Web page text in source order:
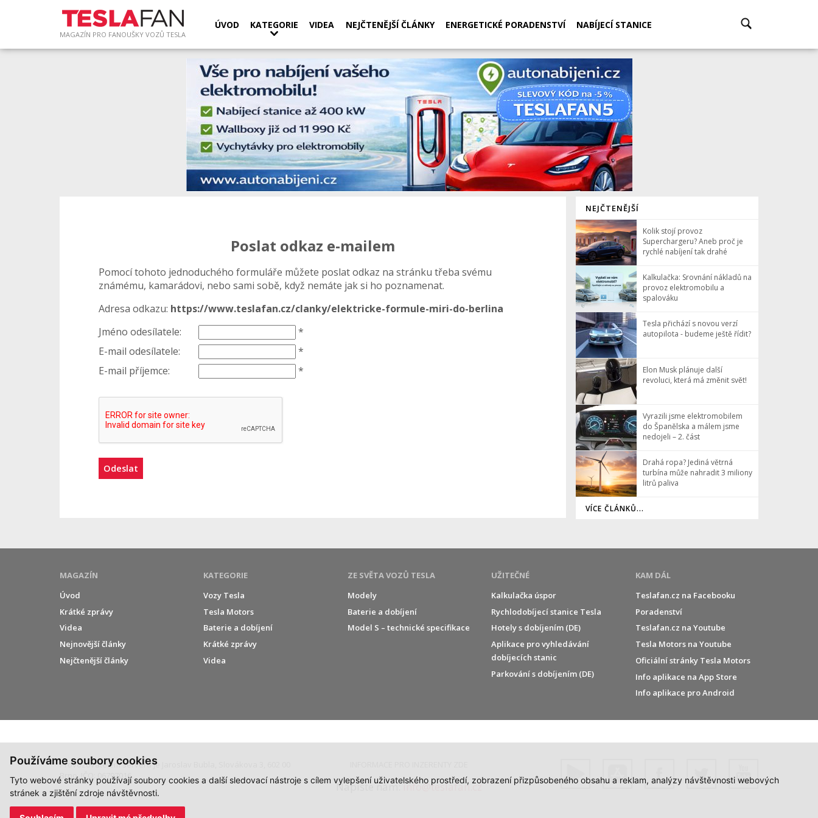
Používáme soubory cookies
Tyto webové stránky používají soubory cookies a další sledovací nástroje s cílem vylepšení uživatelského prostředí, zobrazení přizpůsobeného obsahu a reklam, analýzy návštěvnosti webových
stránek a zjištění zdroje návštěvnosti.
MAGAZÍN PRO FANOUŠKY VOZŮ TESLA
ÚVOD KATEGORIE VIDEA NEJČTENĚJŠÍ ČLÁNKY ENERGETICKÉ PORADENSTVÍ NABÍJECÍ STANICE
Poslat odkaz e-mailem
Pomocí tohoto jednoduchého formuláře můžete poslat odkaz na stránku třeba svému
známému, kamarádovi, nebo sami sobě, když nemáte jak si ho poznamenat.
Adresa odkazu: https://www.teslafan.cz/clanky/elektricke-formule-miri-do-berlina
Jméno odesílatele:
*
E-mail odesílatele:
*
E-mail příjemce:
*
Odeslat
NEJČTENĚJŠÍ
Kolik stojí provoz
Superchargeru? Aneb proč je
rychlé nabíjení tak drahé
Kalkulačka: Srovnání nákladů na
provoz elektromobilu a
spalováku
Tesla přichází s novou verzí
autopilota - budeme ještě řídit?
Elon Musk plánuje další
revoluci, která má změnit svět!
Vyrazili jsme elektromobilem
do Španělska a málem jsme
nedojeli – 2. část
Drahá ropa? Jediná větrná
turbína může nahradit 3 miliony
litrů paliva
VÍCE ČLÁNKŮ...
MAGAZÍN
Úvod
Krátké zprávy
Videa
Nejnovější články
Nejčtenější články
KATEGORIE
Vozy Tesla
Tesla Motors
Baterie a dobíjení
Krátké zprávy
Videa
ZE SVĚTA VOZŮ TESLA
Modely
Baterie a dobíjení
Model S – technické specifikace
UŽITEČNÉ
Kalkulačka úspor
Rychlodobíjecí stanice Tesla
Hotely s dobíjením (DE)
Aplikace pro vyhledávání
dobíjecích stanic
Parkování s dobíjením (DE)
KAM DÁL
Teslafan.cz na Facebooku
Poradenství
Teslafan.cz na Youtube
Tesla Motors na Youtube
Oficiální stránky Tesla Motors
Info aplikace na App Store
Info aplikace pro Android
Provozovatelem serveru je Jaroslav Bubla, Slovákova 3, 602 00
Brno, IČO: 06797016.
Napište nám:info@teslafan.cz